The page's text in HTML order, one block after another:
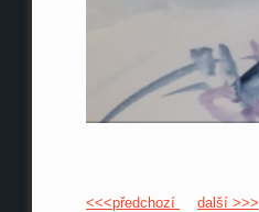
<<<předchozí další >>>